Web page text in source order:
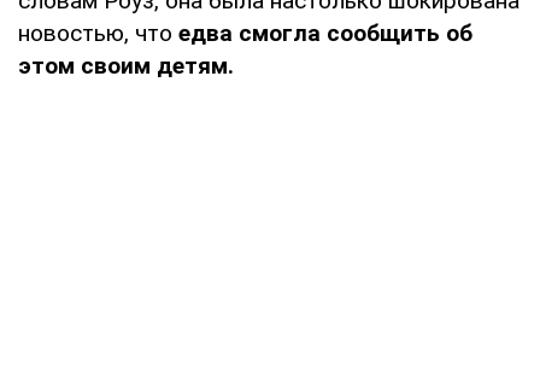
новостью, что едва смогла сообщить об
этом своим детям.